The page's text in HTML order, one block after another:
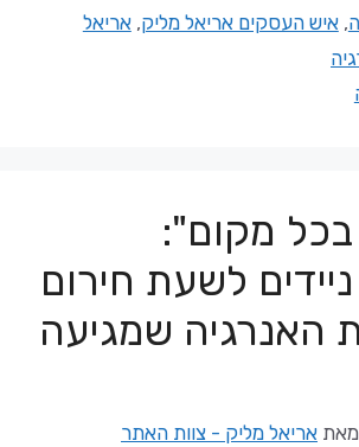
,איש העסקים אריאל מליק,אריאל
בכל מקום":
לשעת חירום
האנרגיה שמגיעה
מאת אריאל מליק - צוות האתר